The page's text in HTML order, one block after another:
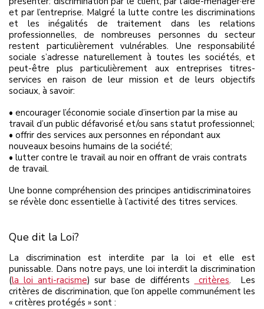
et par l’entreprise. Malgré la lutte contre les discriminations
et les inégalités de traitement dans les relations
professionnelles, de nombreuses personnes du secteur
restent particulièrement vulnérables. Une responsabilité
sociale s’adresse naturellement à toutes les sociétés, et
peut-être plus particulièrement aux entreprises titres-
services en raison de leur mission et de leurs objectifs
sociaux, à savoir:
• encourager l’économie sociale d’insertion par la mise au
travail d’un public défavorisé et/ou sans statut professionnel;
• offrir des services aux personnes en répondant aux
nouveaux besoins humains de la société;
• lutter contre le travail au noir en offrant de vrais contrats
de travail.
Une bonne compréhension des principes antidiscriminatoires
se révèle donc essentielle à l’activité des titres services.
Que dit la Loi?
La discrimination est interdite par la loi et elle est
punissable. Dans notre pays, une loi interdit la discrimination
(la loi anti-racisme) sur base de différents critères. Les
critères de discrimination, que l’on appelle communément les
« critères protégés » sont :